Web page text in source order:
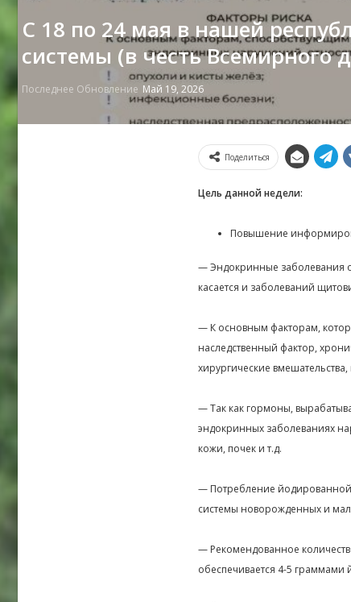
С 18 по 24 мая в нашей
системы (в честь
Последнее Обновление Май 19, 2026
Поделиться
Цель данной недели:
Повышение
— Эндокринные заболевания
касается и заболеваний
— К основным факторам,
наследственный фактор,
хирургические
— Так как гормоны,
эндокринных заболеваниях
кожи, почек и т.д.
— Потребление йодированной
системы новорожденных и
— Рекомендованное
обеспечивается 4-5